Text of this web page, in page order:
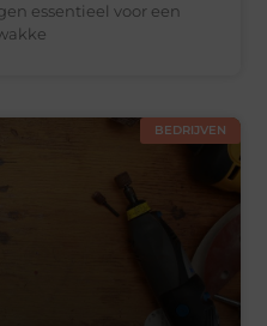
essentieel voor een
BEDRIJVEN